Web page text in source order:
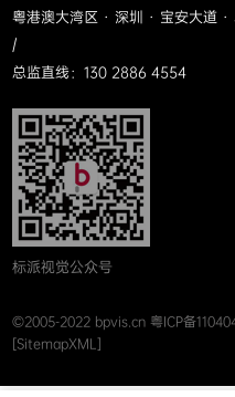
粤港澳大湾区 · 深圳 · 宝安大道 ·
/
总监直线：130 2886 4554
标派视觉公众号
©2005-2022 bpvis.cn 粤ICP备
[SitemapXML]